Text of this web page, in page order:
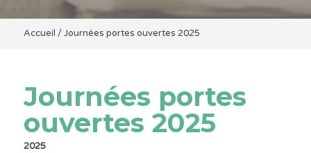
Accueil / Journées portes ouvertes 2025
Journées portes
ouvertes 2025
2025